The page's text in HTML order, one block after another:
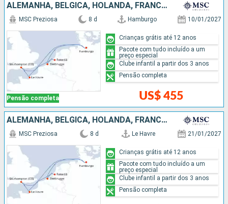
ALEMANHA, BÉLGICA, HOLANDA, FRANCIA
Pensão completa
MSC Preziosa 8 d Hamburgo 10/01/2027
US$ 455
Crianças grátis até 12 anos
Pacote com tudo incluído a um
preço especial
Clube infantil a partir dos 3 anos
Pensão completa
ALEMANHA, BÉLGICA, HOLANDA, FRANCIA
MSC Preziosa 8 d Le Havre 21/01/2027
Crianças grátis até 12 anos
Pacote com tudo incluído a um
preço especial
Clube infantil a partir dos 3 anos
Pensão completa